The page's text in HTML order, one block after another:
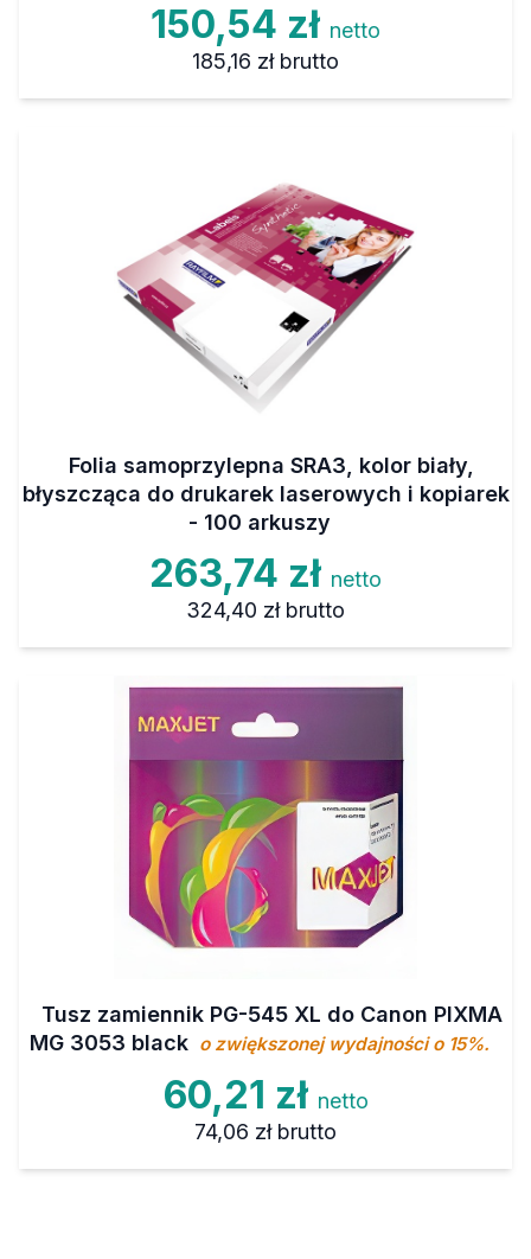
150,54 zł netto
185,16 zł brutto
Folia samoprzylepna SRA3, kolor biały,
błyszcząca do drukarek laserowych i kopiarek
- 100 arkuszy
263,74 zł netto
324,40 zł brutto
Tusz zamiennik PG-545 XL do Canon PIXMA
MG 3053 black o zwiększonej wydajności o 15%.
60,21 zł netto
74,06 zł brutto